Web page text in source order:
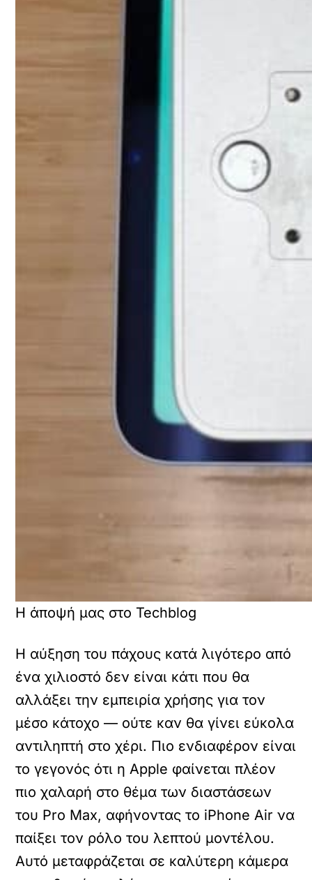
Η άποψή μας στο Techblog
Η αύξηση του πάχους κατά λιγότερο από
ένα χιλιοστό δεν είναι κάτι που θα
αλλάξει την εμπειρία χρήσης για τον
μέσο κάτοχο — ούτε καν θα γίνει εύκολα
αντιληπτή στο χέρι. Πιο ενδιαφέρον είναι
το γεγονός ότι η Apple φαίνεται πλέον
πιο χαλαρή στο θέμα των διαστάσεων
του Pro Max, αφήνοντας το iPhone Air να
παίξει τον ρόλο του λεπτού μοντέλου.
Aυτό μεταφράζεται σε καλύτερη κάμερα